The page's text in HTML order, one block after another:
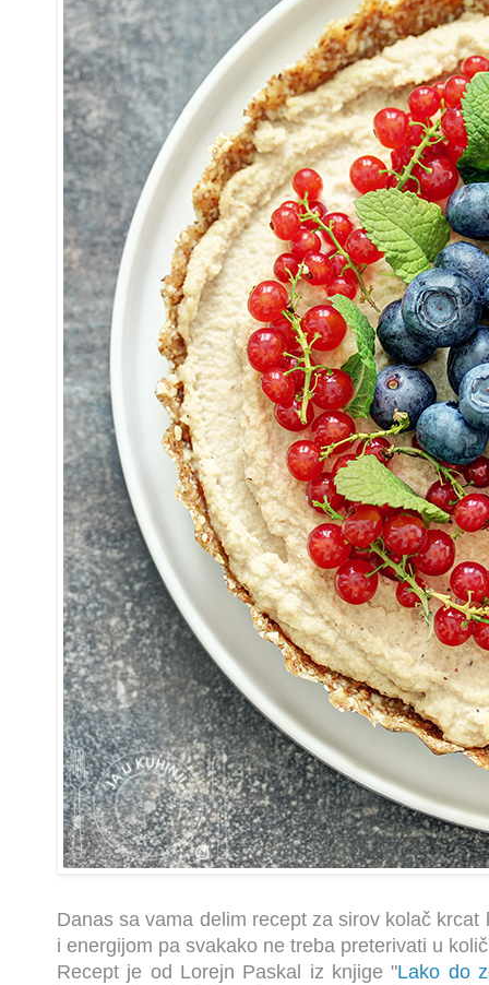
Danas sa vama delim recept za sirov kolač krcat
i energijom pa svakako ne treba preterivati u
Recept je od Lorejn Paskal iz knjige "Lako do